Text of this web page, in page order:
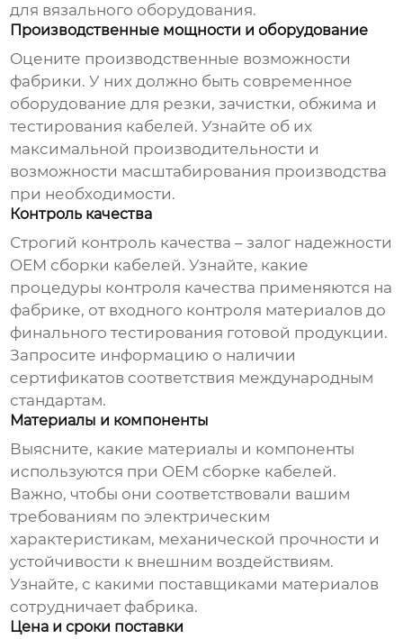
для вязального оборудования.
Производственные мощности и оборудование
Оцените производственные возможности
фабрики. У них должно быть современное
оборудование для резки, зачистки, обжима и
тестирования кабелей. Узнайте об их
максимальной производительности и
возможности масштабирования производства
при необходимости.
Контроль качества
Строгий контроль качества – залог надежности
OEM сборки кабелей. Узнайте, какие
процедуры контроля качества применяются на
фабрике, от входного контроля материалов до
финального тестирования готовой продукции.
Запросите информацию о наличии
сертификатов соответствия международным
стандартам.
Материалы и компоненты
Выясните, какие материалы и компоненты
используются при OEM сборке кабелей.
Важно, чтобы они соответствовали вашим
требованиям по электрическим
характеристикам, механической прочности и
устойчивости к внешним воздействиям.
Узнайте, с какими поставщиками материалов
сотрудничает фабрика.
Цена и сроки поставки